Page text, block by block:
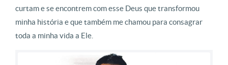
curtam e se encontrem com esse Deus que transformou
minha história e que também me chamou para consagrar
toda a minha vida a Ele.